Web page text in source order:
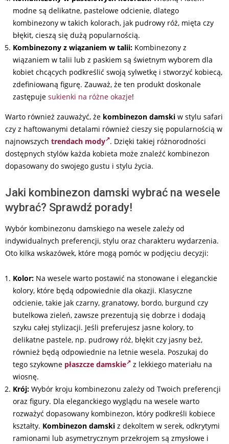
modne są delikatne, pastelowe odcienie, dlatego
kombinezony w takich kolorach, jak pudrowy róż, mięta czy
błękit, cieszą się dużą popularnością.
Kombinezony z wiązaniem w talii: Kombinezony z
wiązaniem w talii lub z paskiem są świetnym wyborem dla
kobiet chcących podkreślić swoją sylwetkę i stworzyć kobiecą,
zdefiniowaną figurę. Zauważ, że ten produkt doskonale
zastępuje sukienki na różne okazje!
Warto również zauważyć, że kombinezon damski w stylu safari
czy z haftowanymi detalami również cieszy się popularnością w
najnowszych trendach mody . Dzięki takiej różnorodności
dostępnych stylów każda kobieta może znaleźć kombinezon
dopasowany do swojego gustu i stylu życia.
Jaki kombinezon damski wybrać na wesele
wybrać? Sprawdź porady!
Wybór kombinezonu damskiego na wesele zależy od
indywidualnych preferencji, stylu oraz charakteru wydarzenia.
Oto kilka wskazówek, które mogą pomóc w podjęciu decyzji:
Kolor: Na wesele warto postawić na stonowane i eleganckie
kolory, które będą odpowiednie dla okazji. Klasyczne
odcienie, takie jak czarny, granatowy, bordo, burgund czy
butelkowa zieleń, zawsze prezentują się dobrze i dodają
szyku całej stylizacji. Jeśli preferujesz jasne kolory, to
delikatne pastele, np. pudrowy róż, błękit czy jasny beż,
również będą odpowiednie na letnie wesela. Poszukaj do
tego szykowne płaszcze damskie
z lekkiego materiału na
wiosnę.
Krój: Wybór kroju kombinezonu zależy od Twoich preferencji
oraz figury. Dla eleganckiego wyglądu na wesele warto
rozważyć dopasowany kombinezon, który podkreśli kobiece
kształty. Kombinezon damski z dekoltem w serek, odkrytymi
ramionami lub asymetrycznym przekrojem są zmysłowe i